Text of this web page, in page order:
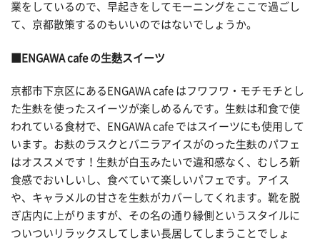
業をしているので、早起きをしてモーニングをここで過ごし
て、京都散策するのもいいのではないでしょうか。
■ENGAWA cafe の生麩スイーツ
京都市下京区にあるENGAWA cafe はフワフワ・モチモチとし
た生麩を使ったスイーツが楽しめるんです。生麩は和食で使
われている食材で、ENGAWA cafe ではスイーツにも使用して
います。お麩のラスクとバニラアイスがのった生麩のパフェ
はオススメです！生麩が白玉みたいで違和感なく、むしろ新
食感でおいしいし、食べていて楽しいパフェです。アイス
や、キャラメルの甘さを生麩がカバーしてくれます。靴を脱
ぎ店内に上がりますが、その名の通り縁側というスタイルに
ついついリラックスしてしまい長居してしまうことでしょ